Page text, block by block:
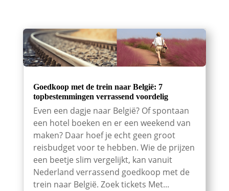
Goedkoop met de trein naar België: 7
topbestemmingen verrassend voordelig
Even een dagje naar België? Of spontaan
een hotel boeken en er een weekend van
maken? Daar hoef je echt geen groot
reisbudget voor te hebben. Wie de prijzen
een beetje slim vergelijkt, kan vanuit
Nederland verrassend goedkoop met de
trein naar België. Zoek tickets Met...